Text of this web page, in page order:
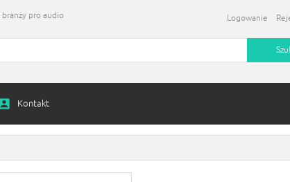
Kontakt
Logowanie
pro audio